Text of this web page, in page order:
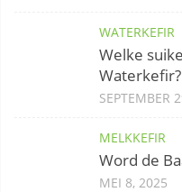
WATERKEFIR
Welke
SEPTEMBER
MELKKEFIR
Word de
MEI 8, 2025